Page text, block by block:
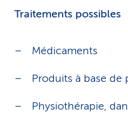
Traitements possibles
Médicaments
Produits à base de
Physiothérapie,